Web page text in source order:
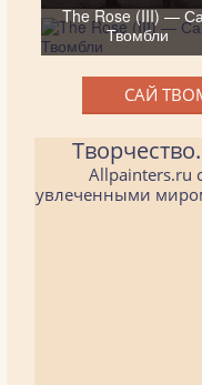
The Rose (III) —
Твомбли
САЙ
Allpainters.ru
увлеченными